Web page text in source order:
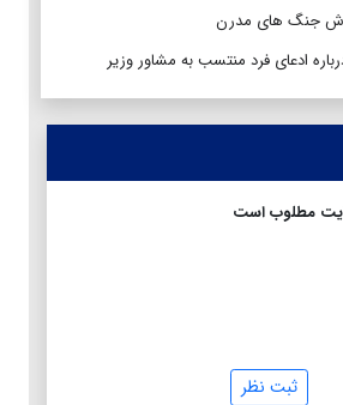
جنگ های مدرن
ادعای فرد منتسب به مشاور وزیر
مطلوب است
ثبت نظر